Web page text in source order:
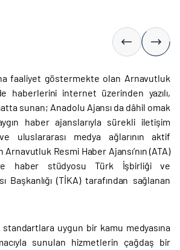
faaliyet göstermekte olan Arnavutluk
haberlerini internet üzerinden yazılı,
sunan; Anadolu Ajansı da dâhil omak
haber ajanslarıyla sürekli iletişim
uluslararası medya ağlarının aktif
Resmi Haber Ajansı’nın (ATA)
haber stüdyosu Türk İşbirliği ve
Başkanlığı (TİKA) tarafından sağlanan
standartlara uygun bir kamu medyasına
sunulan hizmetlerin çağdaş bir